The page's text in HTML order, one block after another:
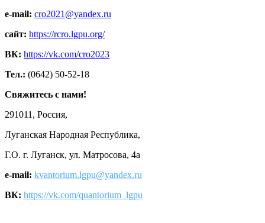
e-mail: cro2021@yandex.ru
сайт: https://rcro.lgpu.org/
ВК: https://vk.com/cro2023
Тел.: (0642) 50-52-18
Свяжитесь с нами!
291011, Россия,
Луганская Народная Республика,
Г.О. г. Луганск, ул. Матросова, 4а
e-mail: kvantorium.lgpu@yandex.ru
ВК: https://vk.com/quantorium_lgpu